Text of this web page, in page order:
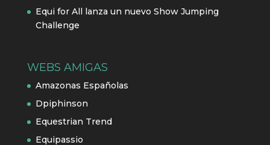
Equi for All lanza un nuevo Show Jumping
Challenge
WEBS AMIGAS
Amazonas Españolas
Dpiphinson
Equestrian Trend
Equipassio